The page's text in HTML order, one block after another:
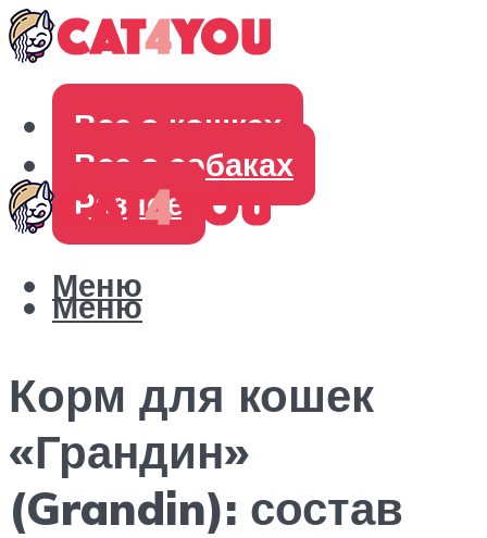
Все о кошках
Все о собаках
Разное
Меню
Меню
Корм для кошек
«Грандин»
(Grandin): состав